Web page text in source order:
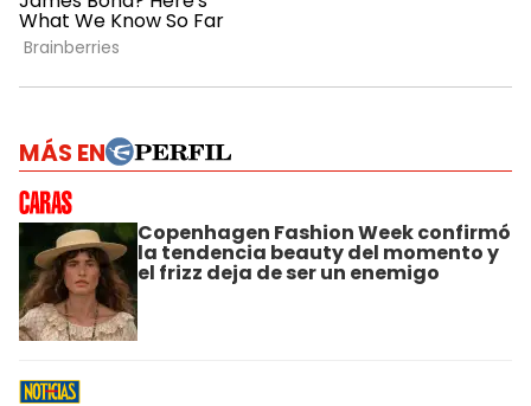
MÁS EN
Copenhagen Fashion Week confirmó
la tendencia beauty del momento y
el frizz deja de ser un enemigo